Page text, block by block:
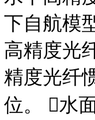
下自航模
高精度光
精度光纤
位。 水